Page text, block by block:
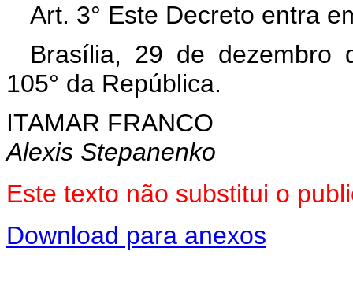
Art. 3° Este Decreto entra
Brasília, 29 de dezembro
105° da República.
ITAMAR FRANCO
Alexis Stepanenko
Este texto não substitui o
Download para anexos